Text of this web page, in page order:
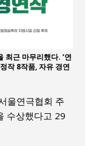
최근 마무리했다. ‘연
작 8작품, 자유 경연
울연극협회 주
수상했다고 29